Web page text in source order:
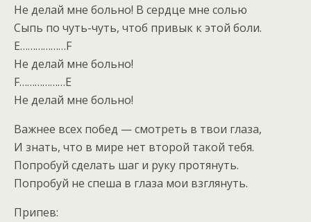
Не делай мне больно! В сердце мне солью
Сыпь по чуть-чуть, чтоб привык к этой боли.
E………………F
Не делай мне больно!
F………………E
Не делай мне больно!
Важнее всех побед — смотреть в твои глаза,
И знать, что в мире нет второй такой тебя.
Попробуй сделать шаг и руку протянуть.
Попробуй не спеша в глаза мои взглянуть.
Припев: